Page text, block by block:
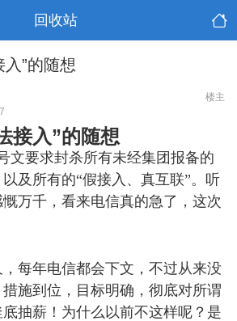
回收站
”的随想
楼主
接入”的随想
文要求封杀所有未经集团报备的
及所有的“假接入、真互联”。听
万千，看来电信真的急了，这次
每年电信都会下文，不过从来没
施到位，目标明确，彻底对所谓
抽薪！为什么以前不这样呢？是